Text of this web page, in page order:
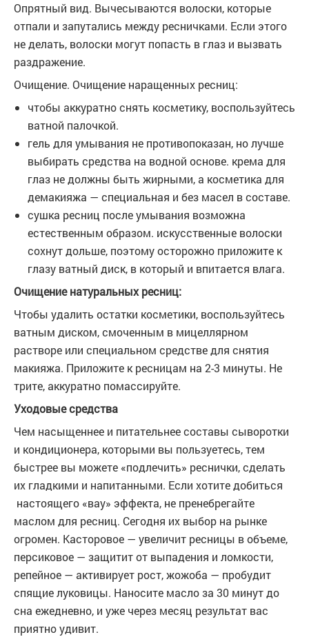
Опрятный вид. Вычесываются волоски, которые
отпали и запутались между ресничками. Если этого
не делать, волоски могут попасть в глаз и вызвать
раздражение.
Очищение. Очищение наращенных ресниц:
чтобы аккуратно снять косметику, воспользуйтесь
ватной палочкой.
гель для умывания не противопоказан, но лучше
выбирать средства на водной основе. крема для
глаз не должны быть жирными, а косметика для
демакияжа — специальная и без масел в составе.
сушка ресниц после умывания возможна
естественным образом. искусственные волоски
сохнут дольше, поэтому осторожно приложите к
глазу ватный диск, в который и впитается влага.
Очищение натуральных ресниц:
Чтобы удалить остатки косметики, воспользуйтесь
ватным диском, смоченным в мицеллярном
растворе или специальном средстве для снятия
макияжа. Приложите к ресницам на 2-3 минуты. Не
трите, аккуратно помассируйте.
Уходовые средства
Чем насыщеннее и питательнее составы сыворотки
и кондиционера, которыми вы пользуетесь, тем
быстрее вы можете «подлечить» реснички, сделать
их гладкими и напитанными. Если хотите добиться
настоящего «вау» эффекта, не пренебрегайте
маслом для ресниц. Сегодня их выбор на рынке
огромен. Касторовое — увеличит ресницы в объеме,
персиковое — защитит от выпадения и ломкости,
репейное — активирует рост, жожоба — пробудит
спящие луковицы. Наносите масло за 30 минут до
сна ежедневно, и уже через месяц результат вас
приятно удивит.